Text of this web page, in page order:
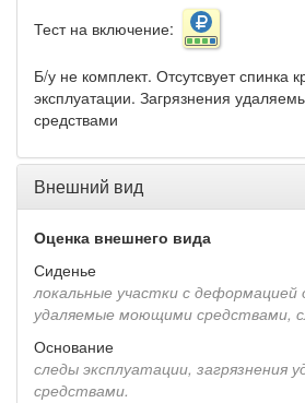
Тест на включение:
Б/у не комплект. Отсутсвует спинка
эксплуатации. Загрязнения
средствами
Внешний вид
Оценка внешнего вида
Сиденье
локальные участки с деформацией
удаляемые моющими средствами,
Основание
следы эксплуатации,
средствами.